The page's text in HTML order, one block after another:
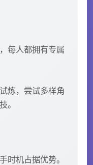
每人都拥有专属
炼，尝试多样角
。
时机占据优势。